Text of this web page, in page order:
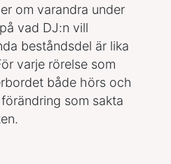
om varandra under
vad DJ:n vill
beståndsdel är lika
varje rörelse som
både hörs och
som sakta